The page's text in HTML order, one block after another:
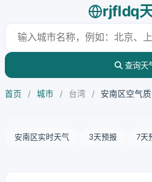
rjfldq
查询天
首页 / 城市 / 台湾 / 安南区空气
安南区实时天气 3天预报 7天